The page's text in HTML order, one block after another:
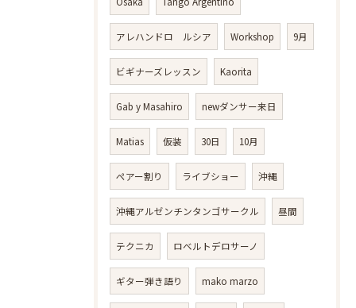
アレハンドロ ルシア Workshop 9月
ビギナーズレッスン Kaorita
Gab y Masahiro newダンサー来日
Matias 仮装 30日 10月
ペアー割り ライブショー 沖縄
沖縄アルゼンチンタンゴサークル 昼間
テクニカ ロベルトデロサーノ
ギター弾き語り mako marzo